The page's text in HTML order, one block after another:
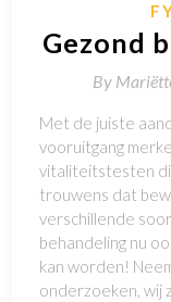
Gezond
By
Met de juiste
vooruitgang
vitaliteitstesten
trouwens dat
verschillende
behandeling nu
kan worden!
onderzoeken, wij